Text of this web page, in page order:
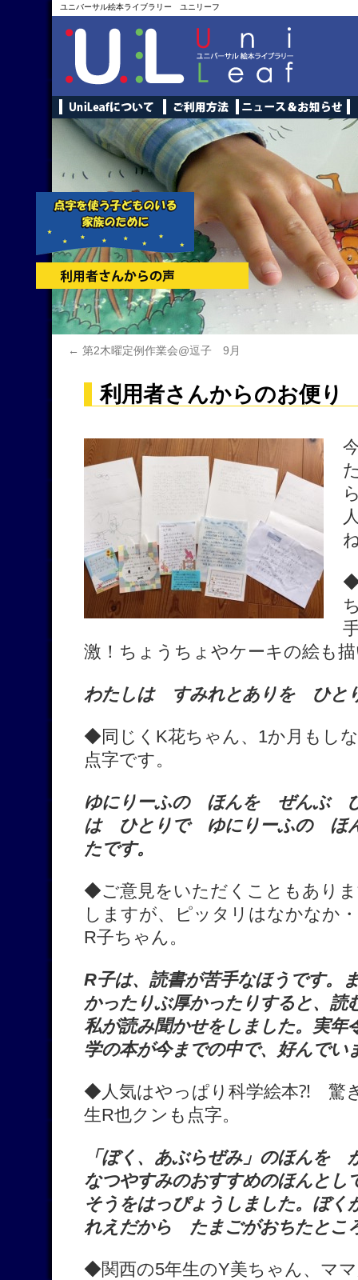
ユニバーサル絵本ライブラリー ユニリーフ
← 第2木曜定例作業会@逗子 9月
利用者さんからのお便
◆
激！ちょうちょやケーキの絵も
わたしは すみれとありを ひと
◆同じくK花ちゃん、1か月もし
点字です。
ゆにりーふの ほんを ぜんぶ
は ひとりで ゆにりーふの ほ
たです。
◆ご意見をいただくこともあり
しますが、ピッタリはなかなか
R子ちゃん。
R子は、読書が苦手なほうです。
かったりぶ厚かったりすると、読
私が読み聞かせをしました。実年
学の本が今までの中で、好んでい
◆人気はやっぱり科学絵本⁈ 驚
生R也クンも点字。
「ぼく、あぶらぜみ」のほん
なつやすみのおすすめのほんと
そうをはっぴょうしました。ぼ
れえだから たまごがおちたとこ
◆関西の5年生のY美ちゃん、マ